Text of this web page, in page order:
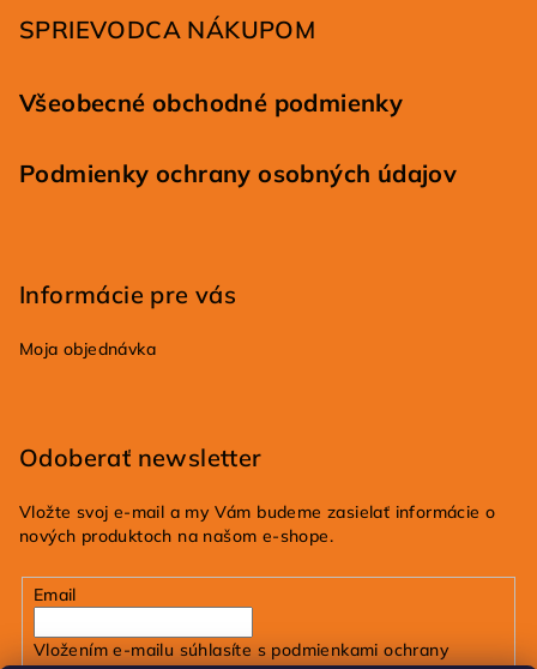
SPRIEVODCA NÁKUPOM
Všeobecné obchodné podmienky
Podmienky ochrany osobných údajov
Informácie pre vás
Moja objednávka
Odoberať newsletter
Vložte svoj e-mail a my Vám budeme zasielať informácie o
nových produktoch na našom e-shope.
Email
Vložením e-mailu súhlasíte s podmienkami ochrany